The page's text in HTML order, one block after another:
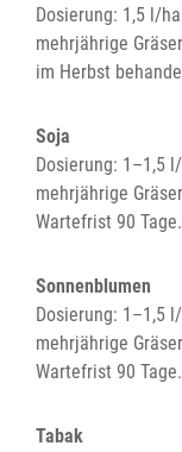
Dosierung: 1,5 l/
mehrjährige
im Herbst
Soja
Dosierung: 1–1,5
mehrjährige
Wartefrist 90 Tage.
Sonnenblumen
Dosierung: 1–1,5
mehrjährige
Wartefrist 90 Tage.
Tabak